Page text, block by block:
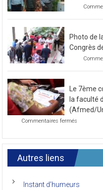
Photo de
Congrès
Le 7ème
la faculté
(Afmed/
Commentaires fermés
congrès
anciens
la
Autres liens
Instant d’humeurs